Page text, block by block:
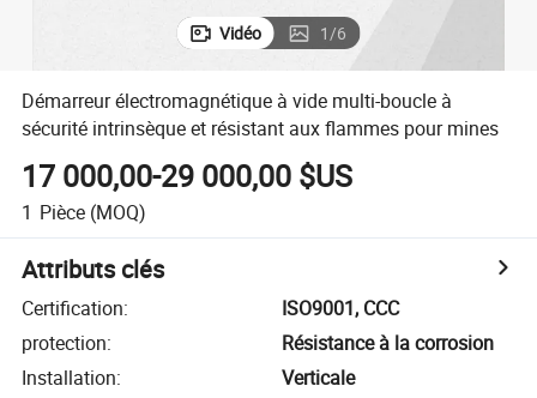
Vidéo 1/6
Démarreur électromagnétique à vide multi-boucle à
sécurité intrinsèque et résistant aux flammes pour mines
17 000,00-29 000,00 $US
1 Pièce (MOQ)
Attributs clés
Certification:
ISO9001, CCC
protection:
Résistance à la corrosion
Installation:
Verticale